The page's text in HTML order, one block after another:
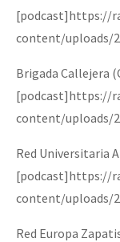
[podcast]https://
content/uploads/
Brigada Callejera
[podcast]https://
content/uploads/
Red Universitaria
[podcast]https://
content/uploads/
Red Europa